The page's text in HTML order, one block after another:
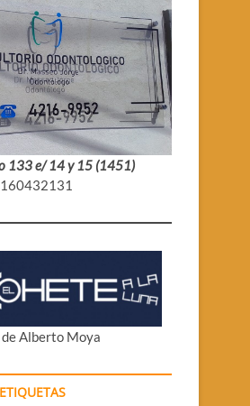
133 e/ 14 y 15 (1451)
Alberto Moya
ETIQUETAS